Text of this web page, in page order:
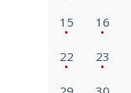
15 16
22 23